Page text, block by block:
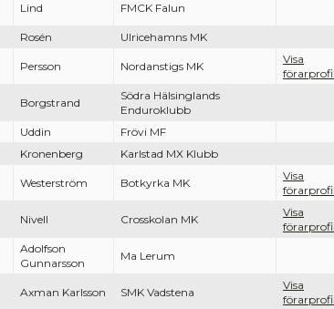
Lind FMCK Falun
Rosén Ulricehamns MK
Persson Nordanstigs MK
Visa
förarprofil
Borgstrand
Södra Hälsinglands
Enduroklubb
Uddin Frövi MF
Kronenberg Karlstad MX Klubb
Westerström Botkyrka MK
Visa
förarprofil
Nivell Crosskolan MK
Visa
förarprofil
Adolfson
Gunnarsson
Ma Lerum
Axman Karlsson SMK Vadstena
Visa
förarprofil